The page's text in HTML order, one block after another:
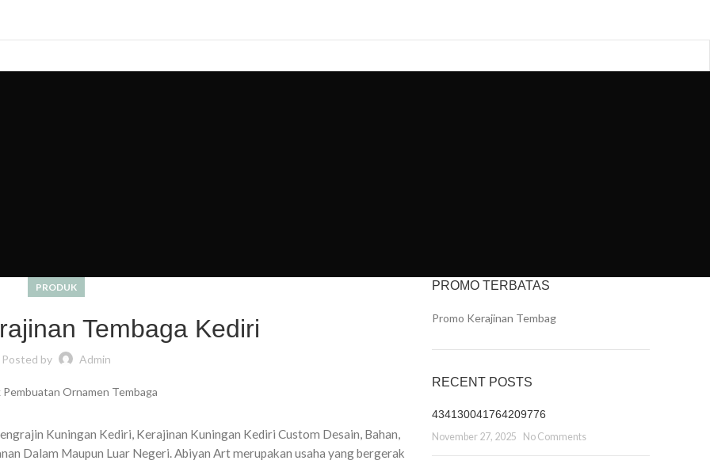
PRODUK
Tembaga Kediri
Posted by Admin
Kuningan Kediri, Kerajinan Kuningan Kediri Custom Desain, Bahan,
Dalam Maupun Luar Negeri. Abiyan Art merupakan usaha yang bergerak
PROMO TERBATAS
Promo Kerajinan Tembag
RECENT POSTS
434130041764209776
November 27, 2025 No Comments